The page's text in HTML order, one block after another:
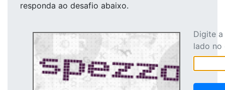
responda ao desafio abaixo.
Digite
lado no